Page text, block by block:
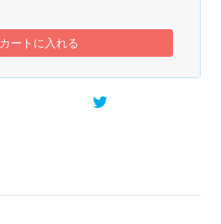
カートに入れる